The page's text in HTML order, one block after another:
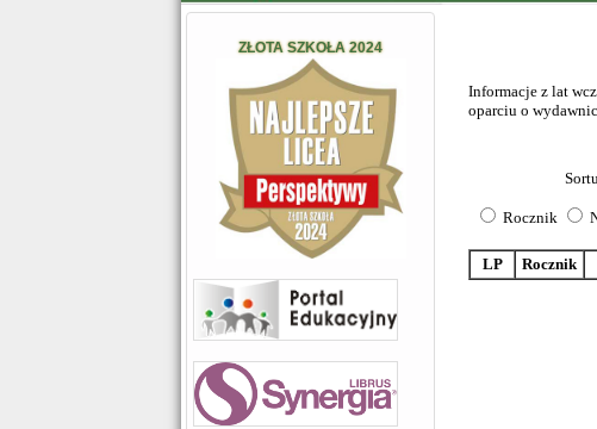
ZŁOTA SZKOŁA 2024